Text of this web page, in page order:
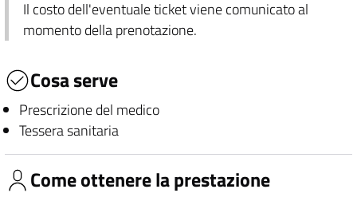
Il costo dell'eventuale ticket viene comunicato al
momento della prenotazione.
Cosa serve
Prescrizione del medico
Tessera sanitaria
Come ottenere la prestazione